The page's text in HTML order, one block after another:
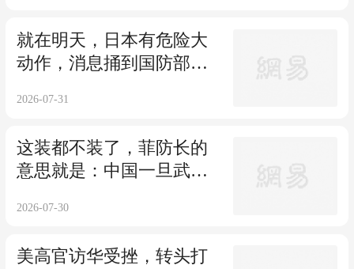
就在明天，日本有危险大
动作，消息捅到国防部，
2026-07-31
这装都不装了，菲防长的
意思就是：中国一旦武
2026-07-30
美高官访华受挫，转头打